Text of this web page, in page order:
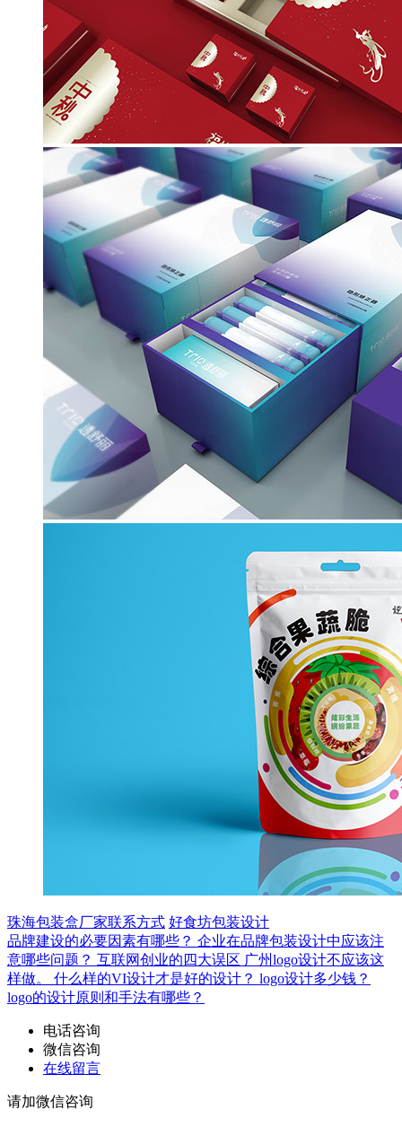
珠海包装盒厂家联系方式 好食坊包装设计
品牌建设的必要因素有哪些？ 企业在品牌包装设计中应该注
意哪些问题？ 互联网创业的四大误区 广州logo设计不应该这
样做。 什么样的VI设计才是好的设计？ logo设计多少钱？
logo的设计原则和手法有哪些？
电话咨询
微信咨询
在线留言
请加微信咨询